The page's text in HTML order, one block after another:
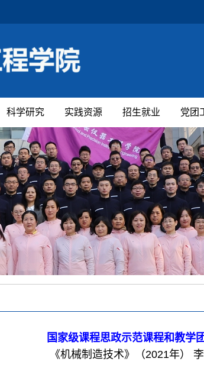
科学研究 实践资源 招生就业 党团
国家级课程思政示范课程和教学
《机械制造技术》（2021年）